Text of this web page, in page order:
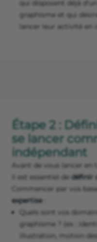
qui disposent déjà
graphisme et qui
lancer leur activité en
Étape 2 :
se lancer
indépendant
Avant de vous lancer en
il est essentiel de définir
Commencer par vos
expertise:
Quels sont vos
graphisme ? (ex :
illustration, motion